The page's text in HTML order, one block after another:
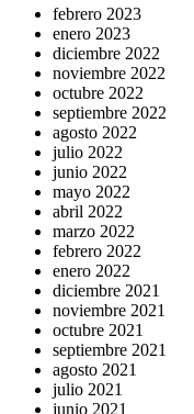
febrero 2023
enero 2023
diciembre 2022
noviembre 2022
octubre 2022
septiembre 2022
agosto 2022
julio 2022
junio 2022
mayo 2022
abril 2022
marzo 2022
febrero 2022
enero 2022
diciembre 2021
noviembre 2021
octubre 2021
septiembre 2021
agosto 2021
julio 2021
junio 2021